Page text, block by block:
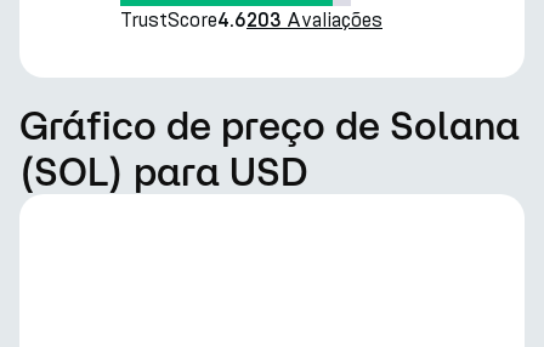
TrustScore4.6203 Avaliações
Gráfico de preço de Solana
(SOL) para USD